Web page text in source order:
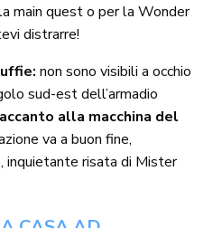
main quest o per la Wonder
distrarre!
non sono visibili a occhio
sud-est dell’armadio
alla macchina del
va a buon fine,
inquietante risata di Mister